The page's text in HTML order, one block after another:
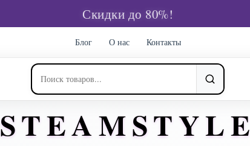
Скидки до 80%!
Блог О нас Контакты
STEAMSTYLE